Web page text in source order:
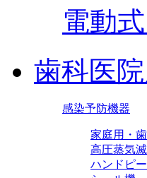
電動
歯科医院
感染予防機器
家庭用・
高圧蒸気
ハンドピ